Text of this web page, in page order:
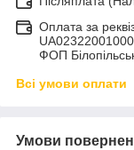
Оплата за
ФОП
Всі умови оплати
Умови